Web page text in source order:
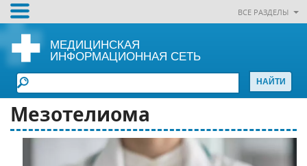
ВСЕ РАЗДЕЛЫ
МЕДИЦИНСКАЯ
ИНФОРМАЦИОННАЯ СЕТЬ
Мезотелиома